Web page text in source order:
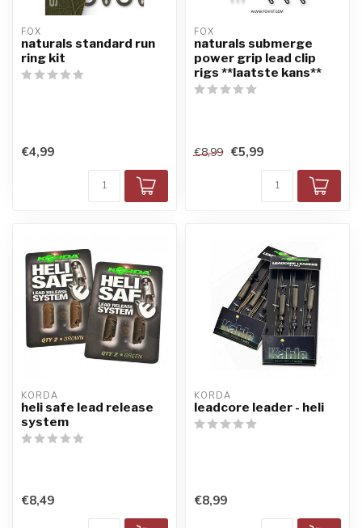
FOX
naturals standard run
ring kit
€4,99
FOX
naturals submerge
power grip lead clip
rigs **laatste kans**
€8,99 €5,99
KORDA
heli safe lead release
system
€8,49
KORDA
leadcore leader - heli
€8,99